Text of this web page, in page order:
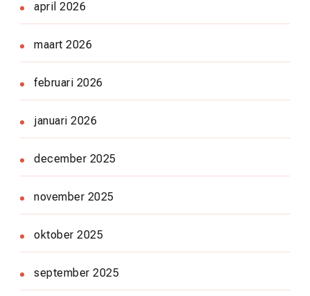
april 2026
maart 2026
februari 2026
januari 2026
december 2025
november 2025
oktober 2025
september 2025